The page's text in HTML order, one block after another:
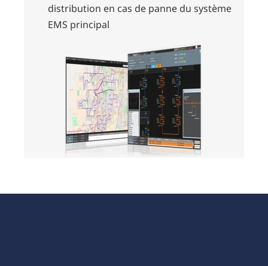
distribution en cas de panne du système
EMS principal